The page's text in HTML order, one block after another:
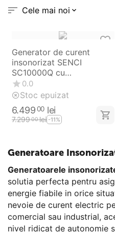
Generatoare
Generatoarele
solutia perfecta pentru
energie fiabile in orice
nevoie de curent electric
comercial sau industrial,
nivel ridicat de autonomie
Cele mai noi
Generator de curent
insonorizat SENCI
SC10000Q cu
automatizare ATS, Putere
maxima 8 kW, 230V, AVR
(SC1009324)
0.0
Stoc epuizat
6.49900 lei
7.29900lei -11%